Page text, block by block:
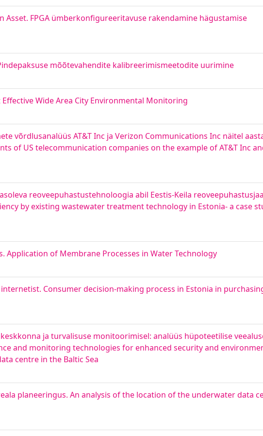
Asset. FPGA ümberkonfigureeritavuse rakendamine hägustamise
mõõtevahendite kalibreerimismeetodite uurimine
Wide Area City Environmental Monitoring
võrdlusanalüüs AT&T Inc ja Verizon Communications Inc näitel
of US telecommunication companies on the example of AT&T Inc
reoveepuhastustehnoloogia abil Eestis-Keila
by existing wastewater treatment technology in Estonia- a case
of Membrane Processes in Water Technology
Consumer decision-making process in Estonia in
ja turvalisuse monitoorimisel: analüüs hüpoteetilise
and monitoring technologies for enhanced security and
centre in the Baltic Sea
planeeringus. An analysis of the location of the underwater data